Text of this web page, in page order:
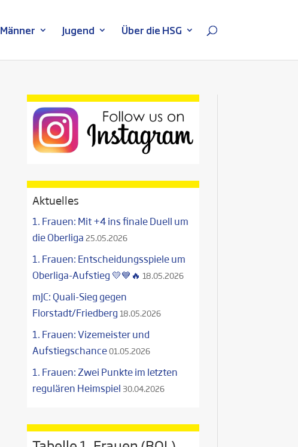
Männer Jugend Über die HSG
Aktuelles
1. Frauen: Mit +4 ins finale Duell um
die Oberliga 25.05.2026
1. Frauen: Entscheidungsspiele um
Oberliga-Aufstieg 💛💙🔥 18.05.2026
mJC: Quali-Sieg gegen
Florstadt/Friedberg 18.05.2026
1. Frauen: Vizemeister und
Aufstiegschance01.05.2026
1. Frauen: Zwei Punkte im letzten
regulären Heimspiel 30.04.2026